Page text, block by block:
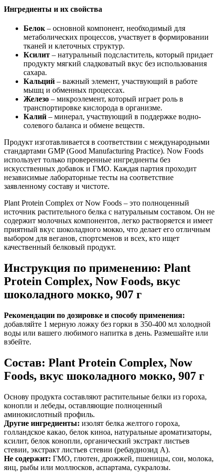
Ингредиенты и их свойства
Белок – основной компонент, необходимый для
метаболических процессов, участвует в формировании
тканей и клеточных структур.
Ксилит – натуральный подсластитель, который придает
продукту мягкий сладковатый вкус без использования
сахара.
Кальций – важный элемент, участвующий в работе
мышц и обменных процессах.
Железо – микроэлемент, который играет роль в
транспортировке кислорода в организме.
Калий – минерал, участвующий в поддержке водно-
солевого баланса и обмене веществ.
Продукт изготавливается в соответствии с международными
стандартами GMP (Good Manufacturing Practice). Now Foods
использует только проверенные ингредиенты без
искусственных добавок и ГМО. Каждая партия проходит
независимые лабораторные тесты на соответствие
заявленному составу и чистоте.
Plant Protein Complex от Now Foods – это полноценный
источник растительного белка с натуральным составом. Он не
содержит молочных компонентов, легко растворяется и имеет
приятный вкус шоколадного мокко, что делает его отличным
выбором для веганов, спортсменов и всех, кто ищет
качественный белковый продукт.
Инструкция по применению: Plant
Protein Complex, Now Foods, вкус
шоколадного мокко, 907 г
Рекомендации по дозировке и способу применения:
добавляйте 1 мерную ложку без горки в 350-400 мл холодной
воды или вашего любимого напитка в день. Размешайте или
взбейте.
Состав: Plant Protein Complex, Now
Foods, вкус шоколадного мокко, 907 г
Основу продукта составляют растительные белки из гороха,
конопли и лебеды, оставляющие полноценный
аминокислотный профиль.
Другие ингредиенты: изолят белка желтого гороха,
голландское какао, белок киноа, натуральные ароматизаторы,
ксилит, белок конопли, органический экстракт листьев
стевии, экстракт листьев стевии (ребаудиозид А).
Не содержит: ГМО, глютен, дрожжей, пшеницы, сои, молока,
яиц, рыбы или моллюсков, аспартама, сукралозы.